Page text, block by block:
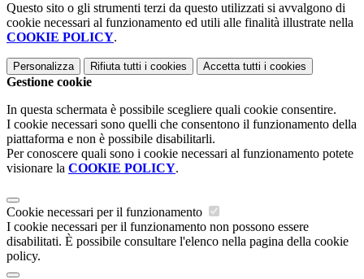
Questo sito o gli strumenti terzi da questo utilizzati si avvalgono di
cookie necessari al funzionamento ed utili alle finalità illustrate nella
COOKIE POLICY.
Personalizza Rifiuta tutti i cookies Accetta tutti i cookies
Gestione cookie
In questa schermata è possibile scegliere quali cookie consentire.
I cookie necessari sono quelli che consentono il funzionamento della
piattaforma e non è possibile disabilitarli.
Per conoscere quali sono i cookie necessari al funzionamento potete
visionare la COOKIE POLICY.
Cookie necessari per il funzionamento
I cookie necessari per il funzionamento non possono essere
disabilitati. È possibile consultare l'elenco nella pagina della cookie
policy.